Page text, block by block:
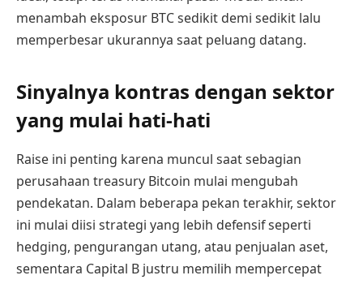
menambah eksposur BTC sedikit demi sedikit lalu
memperbesar ukurannya saat peluang datang.
Sinyalnya kontras dengan sektor
yang mulai hati-hati
Raise ini penting karena muncul saat sebagian
perusahaan treasury Bitcoin mulai mengubah
pendekatan. Dalam beberapa pekan terakhir, sektor
ini mulai diisi strategi yang lebih defensif seperti
hedging, pengurangan utang, atau penjualan aset,
sementara Capital B justru memilih mempercepat